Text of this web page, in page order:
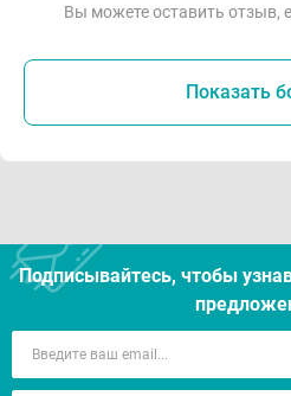
Вы можете оставить отзыв,
Показать
Подписывайтесь, чтобы